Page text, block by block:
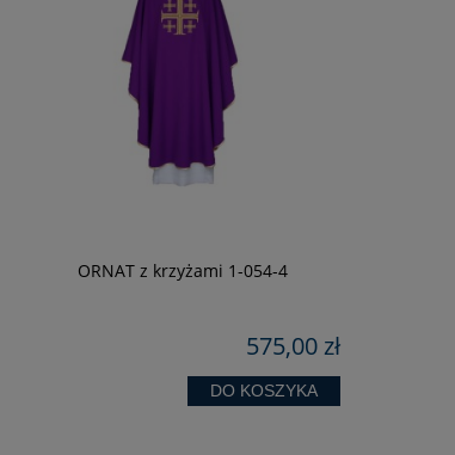
ORNAT z krzyżami 1-054-4
575,00 zł
DO KOSZYKA